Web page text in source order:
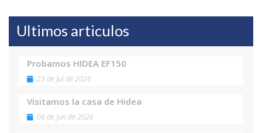
Ultimos articulos
Probamos HIDEA EF150
23 de Jul de 2026
Visitamos la casa de Hidea
06 de Jun de 2026